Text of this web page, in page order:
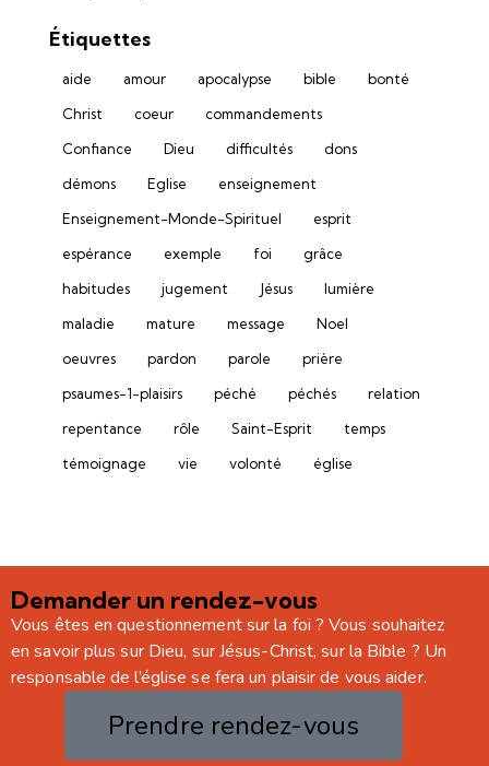
Étiquettes
aide amour apocalypse bible
bonté
Christ
coeur
commandements
Confiance
Dieu difficultés
dons
démons
Eglise
enseignement
Enseignement-Monde-Spirituel
esprit
espérance
exemple foi
grâce
habitudes
jugement Jésus
lumière
maladie
mature message
Noel
oeuvres
pardon parole
prière
psaumes-1-plaisirs
péché péchés
relation
repentance
rôle Saint-Esprit
temps
témoignage
vie volonté église
Demander un rendez-vous
Vous êtes en questionnement sur la foi ? Vous souhaitez
en savoir plus sur Dieu, sur Jésus-Christ, sur la Bible ? Un
responsable de l’église se fera un plaisir de vous aider.
Prendre rendez-vous